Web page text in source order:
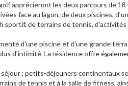
apprécieront les deux parcours de
face au lagon, de deux piscines,
sportif, de terrains de tennis,
d'une piscine et d'une grande
d'intimité. La résidence offre
: petits-déjeuners continentaux
de tennis et à la salle de fitness,